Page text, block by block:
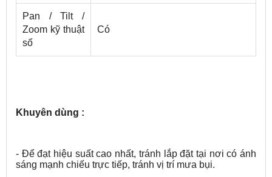
Pan / Tilt /
Zoom kỹ thuật
số
Có
Khuyên dùng :
- Để đạt hiệu suất cao nhất, tránh lắp đặt tại nơi có ánh
sáng mạnh chiếu trực tiếp, tránh vị trí mưa bụi.